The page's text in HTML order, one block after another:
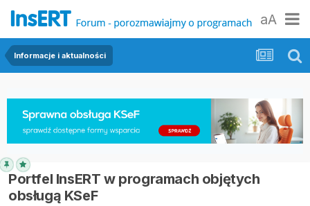
aA
Informacje i aktualności
Portfel InsERT w programach objętych
obsługą KSeF